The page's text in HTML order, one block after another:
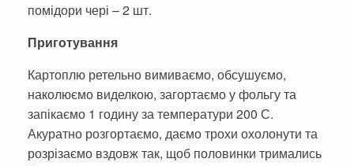
помідори чері – 2 шт.
Приготування
Картоплю ретельно вимиваємо, обсушуємо,
наколюємо виделкою, загортаємо у фольгу та
запікаємо 1 годину за температури 200 С.
Акуратно розгортаємо, даємо трохи охолонути та
розрізаємо вздовж так, щоб половинки тримались